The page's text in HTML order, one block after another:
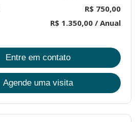
R$ 750,00
R$ 1.350,00 / Anual
Entre em contato
Agende uma visita